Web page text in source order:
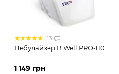
13
Небулайзер B.Well PRO-110
1 149 грн